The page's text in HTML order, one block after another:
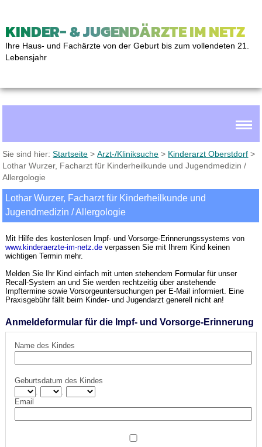
KINDER- & JUGENDÄRZTE IM NETZ
Ihre Haus- und Fachärzte von der Geburt bis zum vollendeten 21.
Lebensjahr
Sie sind hier:Startseite >Arzt-/Kliniksuche > Kinderarzt Oberstdorf >
Lothar Wurzer, Facharzt für Kinderheilkunde und Jugendmedizin /
Allergologie
Lothar Wurzer, Facharzt für Kinderheilkunde und
Jugendmedizin / Allergologie
Mit Hilfe des kostenlosen Impf- und Vorsorge-Erinnerungssystems von
www.kinderaerzte-im-netz.deverpassen Sie mit Ihrem Kind keinen
wichtigen Termin mehr.
Melden Sie Ihr Kind einfach mit unten stehendem Formular für unser
Recall-System an und Sie werden rechtzeitig über anstehende
Impftermine sowie Vorsorgeuntersuchungen per E-Mail informiert. Eine
Praxisgebühr fällt beim Kinder- und Jugendarzt generell nicht an!
Anmeldeformular für die Impf- und Vorsorge-Erinnerung
Name des Kindes
Geburtsdatum des Kindes
Email